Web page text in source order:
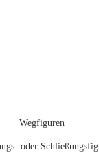
Wegfiguren
oder